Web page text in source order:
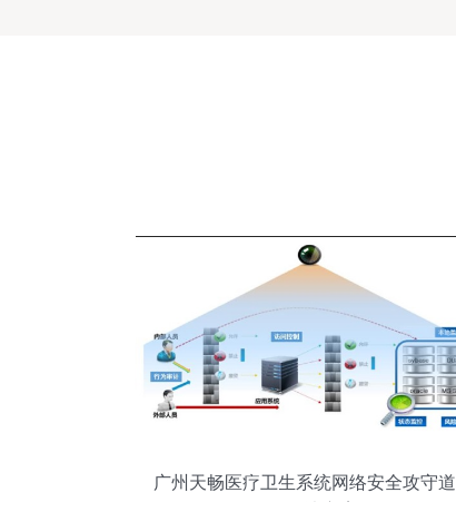
广州天畅医疗卫生系统网络安全攻守